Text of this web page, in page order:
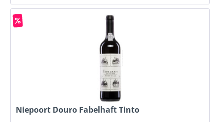
Niepoort Douro Fabelhaft Tinto